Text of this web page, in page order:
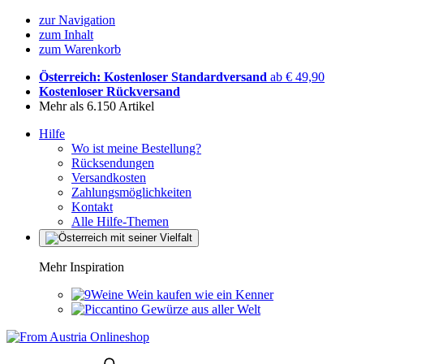
zur Navigation
zum Inhalt
zum Warenkorb
Österreich: Kostenloser Standardversand ab € 49,90
Kostenloser Rückversand
Mehr als 6.150 Artikel
Hilfe
Wo ist meine Bestellung?
Rücksendungen
Versandkosten
Zahlungsmöglichkeiten
Kontakt
Alle Hilfe-Themen
Mehr Inspiration
Wein kaufen wie ein Kenner
Gewürze aus aller Welt